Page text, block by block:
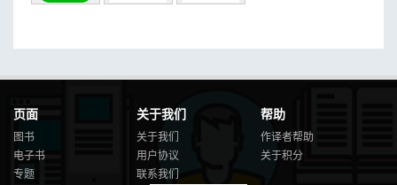
页面
图书
电子书
专题
关于我们
关于我们
用户协议
联系我们
帮助
作译者帮助
关于积分